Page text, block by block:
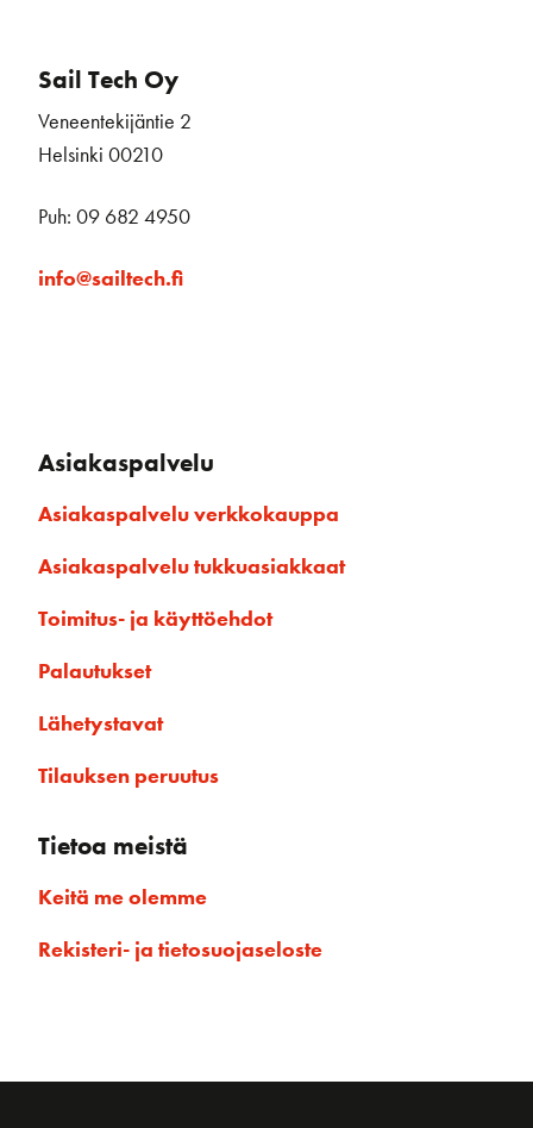
Sail Tech Oy
Veneentekijäntie 2
Helsinki 00210
Puh: 09 682 4950
info@sailtech.fi
Asiakaspalvelu
Asiakaspalvelu verkkokauppa
Asiakaspalvelu tukkuasiakkaat
Toimitus- ja käyttöehdot
Palautukset
Lähetystavat
Tilauksen peruutus
Tietoa meistä
Keitä me olemme
Rekisteri- ja tietosuojaseloste